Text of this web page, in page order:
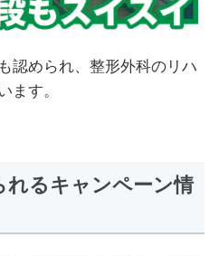
認められ、整形外科のリハ
ます。
れるキャンペーン情